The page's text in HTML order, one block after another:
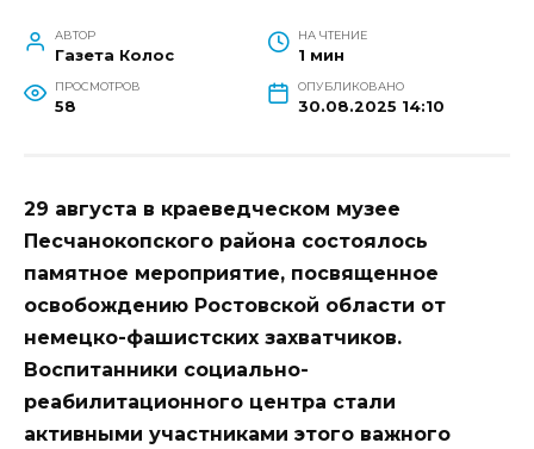
АВТОР
Газета Колос
НА ЧТЕНИЕ
1 мин
ПРОСМОТРОВ
58
ОПУБЛИКОВАНО
30.08.2025 14:10
29 августа в краеведческом музее
Песчанокопского района состоялось
памятное мероприятие, посвященное
освобождению Ростовской области от
немецко-фашистских захватчиков.
Воспитанники социально-
реабилитационного центра стали
активными участниками этого важного